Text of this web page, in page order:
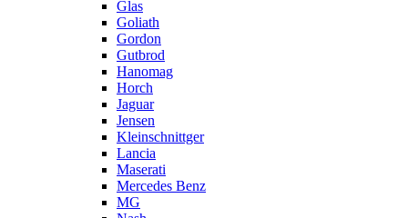
Glas
Goliath
Gordon
Gutbrod
Hanomag
Horch
Jaguar
Jensen
Kleinschnittger
Lancia
Maserati
Mercedes Benz
MG